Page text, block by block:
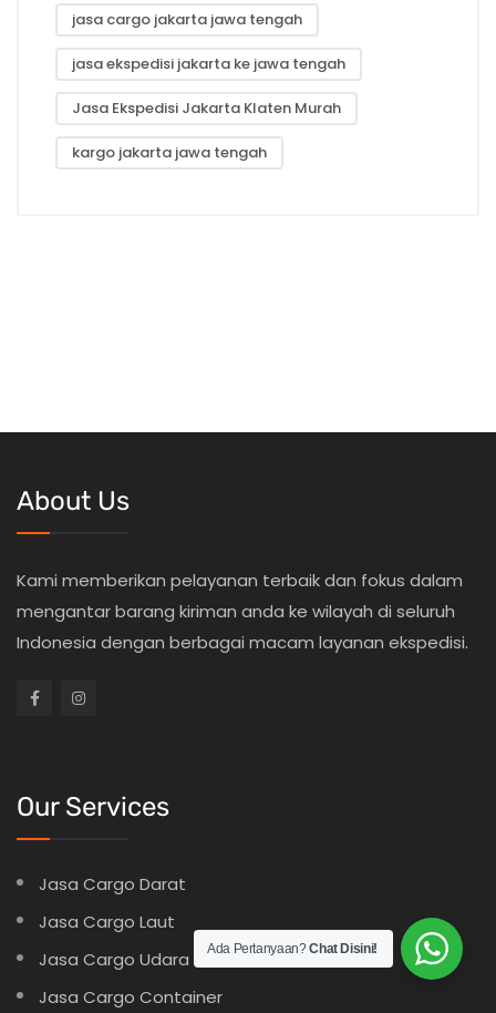
jasa cargo jakarta jawa tengah
jasa ekspedisi jakarta ke jawa tengah
Jasa Ekspedisi Jakarta Klaten Murah
kargo jakarta jawa tengah
About Us
Kami memberikan pelayanan terbaik dan fokus dalam
mengantar barang kiriman anda ke wilayah di seluruh
Indonesia dengan berbagai macam layanan ekspedisi.
Our Services
Jasa Cargo Darat
Jasa Cargo Laut
Jasa Cargo Udara
Jasa Cargo Container
Ada Pertanyaan?Chat Disini!